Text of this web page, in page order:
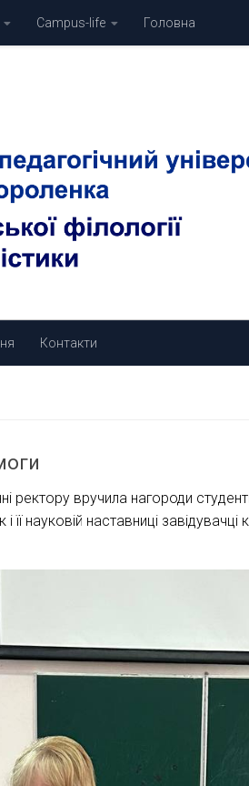
Campus-life Головна
Контакти
ректору вручила нагороди
її науковій наставниці